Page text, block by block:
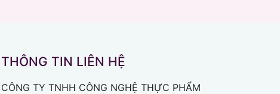
THÔNG TIN LIÊN HỆ
CÔNG TY TNHH CÔNG NGHỆ THỰC PHẨM